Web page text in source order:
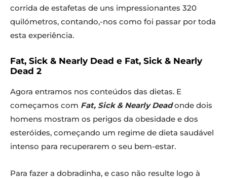
corrida de estafetas de uns impressionantes 320
quilómetros, contando,-nos como foi passar por toda
esta experiência.
Fat, Sick & Nearly Dead e Fat, Sick & Nearly
Dead 2
Agora entramos nos conteúdos das dietas. E
começamos com Fat, Sick & Nearly Deadonde dois
homens mostram os perigos da obesidade e dos
esteróides, começando um regime de dieta saudável
intenso para recuperarem o seu bem-estar.
Para fazer a dobradinha, e caso não resulte logo à